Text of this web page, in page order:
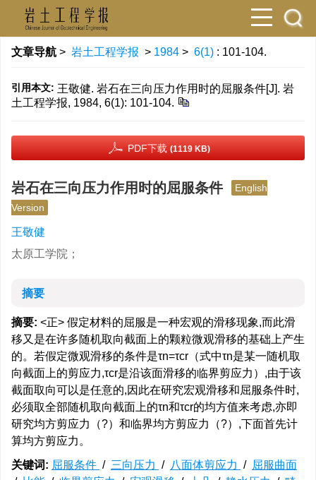
文章导航 > 岩土工程学报 > 1984 > 6(1) : 101-104.
引用本文: 王敬健. 岩石在三向压力作用时的屈服条件[J]. 岩
土工程学报, 1984, 6(1): 101-104.
PDF下载 (1119 KB)
岩石在三向压力作用时的屈服条件
English
Version
王敬健
太原工学院；
摘要
摘要: <正> 假定材料的屈服是一种宏观的滑移现象,而此滑
移又是在许多随机取向截面上的颗粒微观滑移的基础上产生
的。若假定微观滑移的条件是τn=τcr（式中τn是某一随机取
向截面上的剪应力,τcr是沿该面滑移的临界剪应力）,由于该
截面取向可以是任意的,因此在研究宏观滑移和屈服条件时,
必须取全部随机取向截面上的τn和τcr的均方值来考虑,亦即
研究均方剪应力（?）和临界均方剪应力（?）,下面首先计
算均方剪应力。
关键词: 屈服条件 / 三向压力 / 八面体剪应力 / 屈服曲面